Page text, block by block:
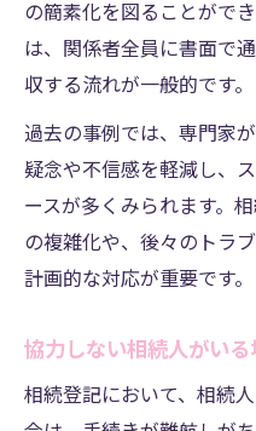
の簡素化を図ることがで
は、関係者全員に書面で
収する流れが一般的です。
過去の事例では、専門家
疑念や不信感を軽減し、
ースが多くみられます。
の複雑化や、後々のトラ
計画的な対応が重要です。
協力しない相続人がい
相続登記において、相続